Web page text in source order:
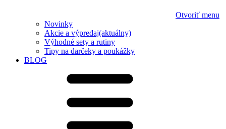
Otvoriť menu
Novinky
Akcie a výpredaj(aktuálny)
Výhodné sety a rutiny
Tipy na darčeky a poukážky
BLOG